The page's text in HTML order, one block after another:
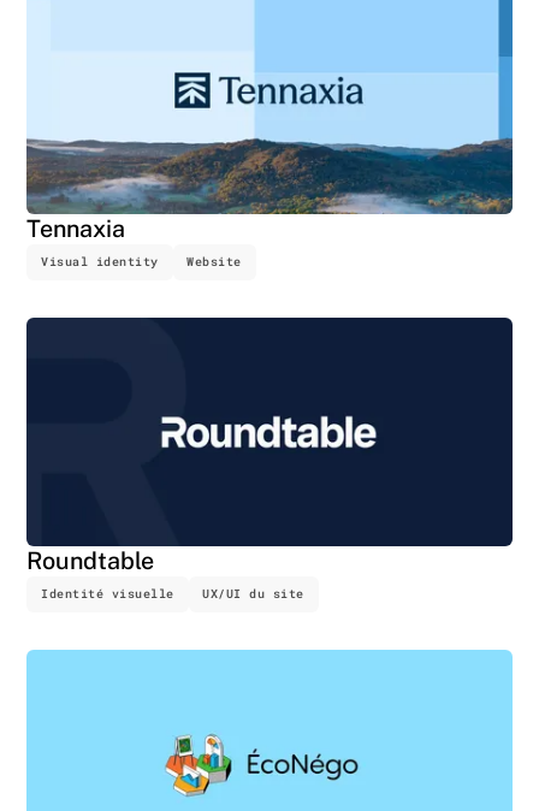
Tennaxia
Visual identity Website
Roundtable
Identité visuelle UX/UI du site